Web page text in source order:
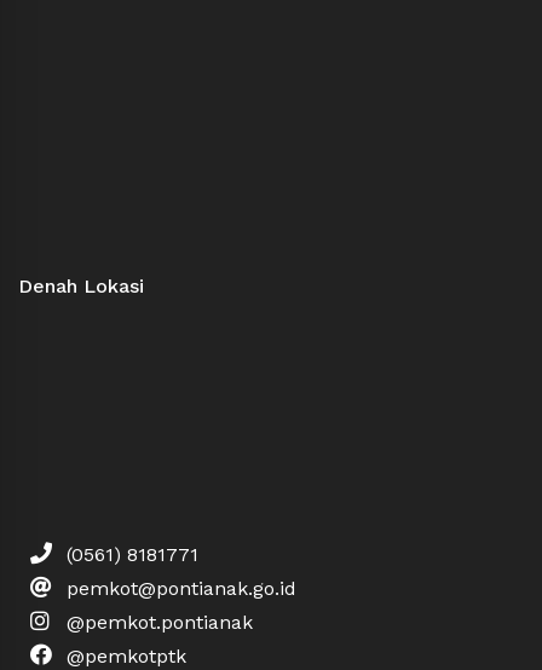
Denah Lokasi
(0561) 8181771
pemkot@pontianak.go.id
@pemkot.pontianak
@pemkotptk